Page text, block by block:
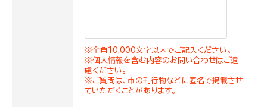
※全角10,000文字以内でご記入ください。
※個人情報を含む内容のお問い合わせはご遠
慮ください。
※ご質問は、市の刊行物などに匿名で掲載させ
ていただくことがあります。